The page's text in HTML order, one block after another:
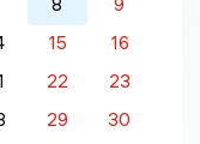
15
16
22
23
29
30